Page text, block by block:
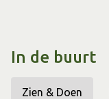
In de buurt
Zien & Doen